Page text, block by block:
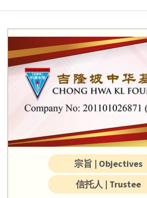
宗旨 | Objectives
信托人 | Trustee